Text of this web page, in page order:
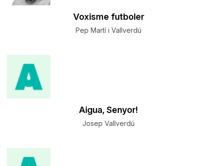
Voxisme futboler
Pep Martí i Vallverdú
Aigua, Senyor!
Josep Vallverdú